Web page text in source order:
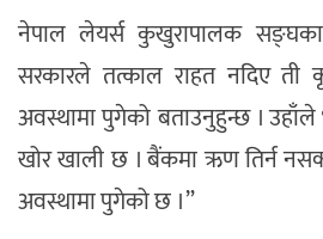
नेपाल लेयर्स कुखुरापालक सङ्घका
सरकारले तत्काल राहत नदिए ती
अवस्थामा पुगेको बताउनुहुन्छ ।
खोर खाली छ । बैंकमा ऋण तिर्न
अवस्थामा पुगेको छ ।”